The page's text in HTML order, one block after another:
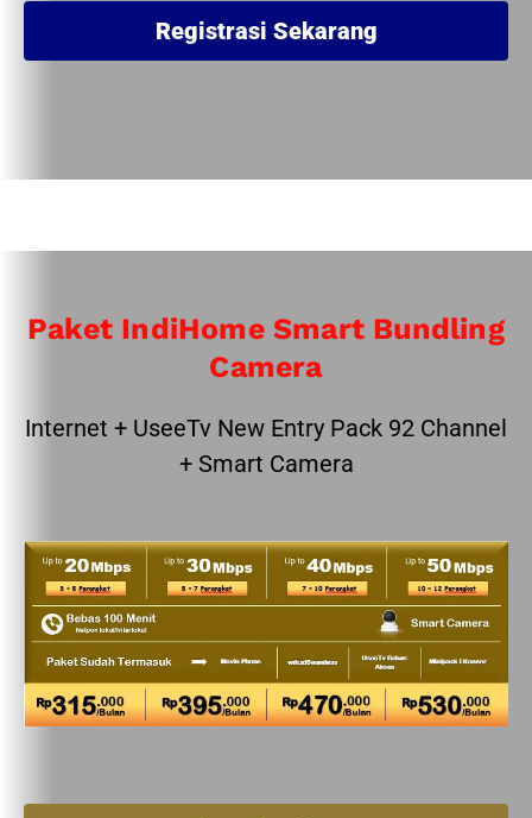
Registrasi Sekarang
Paket IndiHome Smart Bundling
Camera
Internet + UseeTv New Entry Pack 92 Channel
+ Smart Camera